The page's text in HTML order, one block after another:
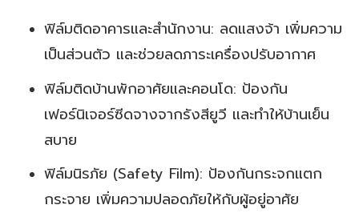
ฟิล์มติดอาคารและสำนักงาน: ลดแสงจ้า เพิ่มความ
เป็นส่วนตัว และช่วยลดภาระเครื่องปรับอากาศ
ฟิล์มติดบ้านพักอาศัยและคอนโด: ป้องกัน
เฟอร์นิเจอร์ซีดจางจากรังสียูวี และทำให้บ้านเย็น
สบาย
ฟิล์มนิรภัย (Safety Film): ป้องกันกระจกแตก
กระจาย เพิ่มความปลอดภัยให้กับผู้อยู่อาศัย